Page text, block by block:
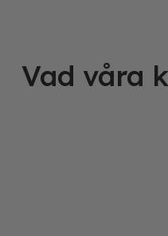
Vad våra